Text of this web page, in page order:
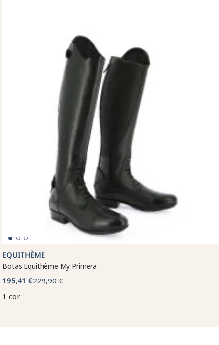
EQUITHÈME
Botas Equithème My Primera
195,41 €229,90 €
1 cor